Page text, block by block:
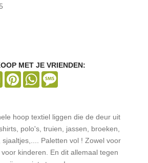
MET JE VRIENDEN:
Email PinterestWhatsApp
hoop textiel liggen die de deur uit
polo's, truien, jassen, broeken,
Paletten vol ! Zowel voor
kinderen. En dit allemaal tegen